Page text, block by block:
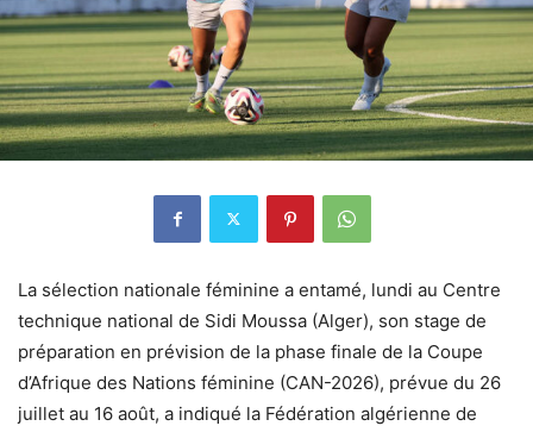
La sélection nationale féminine a entamé, lundi au Centre
technique national de Sidi Moussa (Alger), son stage de
préparation en prévision de la phase finale de la Coupe
d’Afrique des Nations féminine (CAN-2026), prévue du 26
juillet au 16 août, a indiqué la Fédération algérienne de